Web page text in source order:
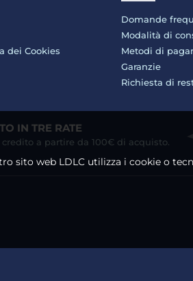
dei Cookies
Domande
Modalità di
Metodi di
Garanzie
Richiesta di
IN TRE RATE
credito a partire da 100€ di acquisto.
sito web LDLC utilizza i cookie o